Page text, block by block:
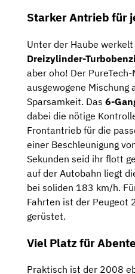
Starker Antrieb für
Unter der Haube werkelt
Dreizylinder-
aber oho! Der
ausgewogene Mischung
Sparsamkeit. Das 6-
dabei die nötige
Frontantrieb für die
einer Beschleunigung
Sekunden seid ihr flott
auf der Autobahn liegt
bei soliden 183 km/h.
Fahrten ist der Peugeot
gerüstet.
Viel Platz für
Praktisch ist der 2008